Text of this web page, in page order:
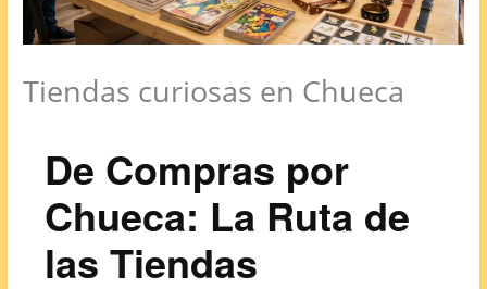
Tiendas curiosas en Chueca
De Compras por
Chueca: La Ruta de
las Tiendas